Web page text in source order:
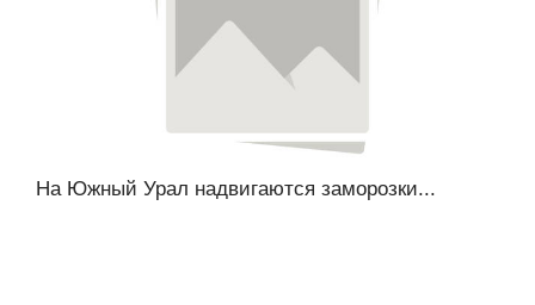
На Южный Урал надвигаются заморозки...